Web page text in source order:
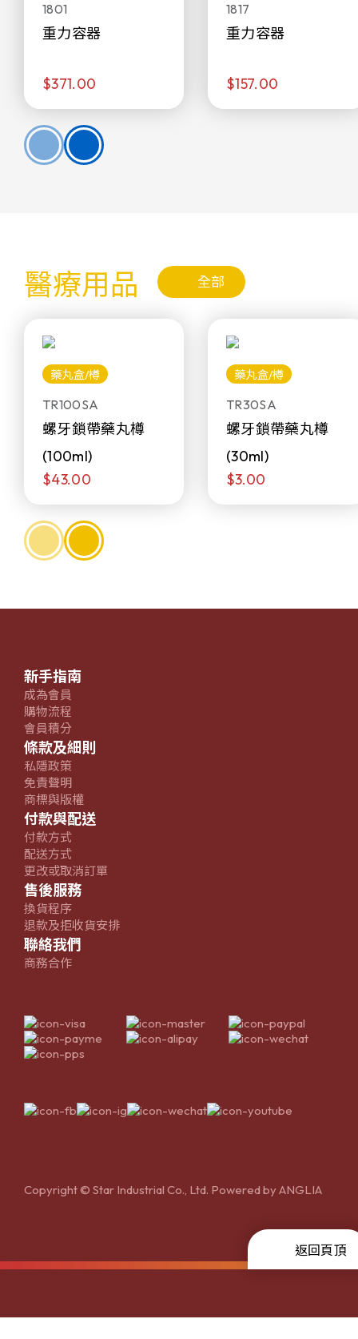
1801
重力容器
$371.00
1817
重力容器
$157.00
醫療用品 全部
藥丸盒/樽
TR100SA
螺牙鎖帶藥丸樽
(100ml)
$43.00
藥丸盒/樽
TR30SA
螺牙鎖帶藥丸樽
(30ml)
$3.00
新手指南
成為會員
購物流程
會員積分
條款及細則
私隱政策
免責聲明
商標與版權
付款與配送
付款方式
配送方式
更改或取消訂單
售後服務
換貨程序
退款及拒收貨安排
聯絡我們
商務合作
Copyright © Star Industrial Co., Ltd. Powered byANGLIA
返回頁頂